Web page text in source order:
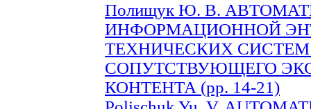
Полищук Ю. В.
ИНФОРМАЦИОННОЙ
ТЕХНИЧЕСКИХ
СОПУТСТВУЮЩЕГО
КОНТЕНТА (pp. 14-21)